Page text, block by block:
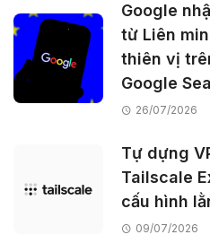
Google
từ Liên
thiên vị
Google
26/07/2026
Tự dựng
Tailscale
cấu hình
09/07/2026